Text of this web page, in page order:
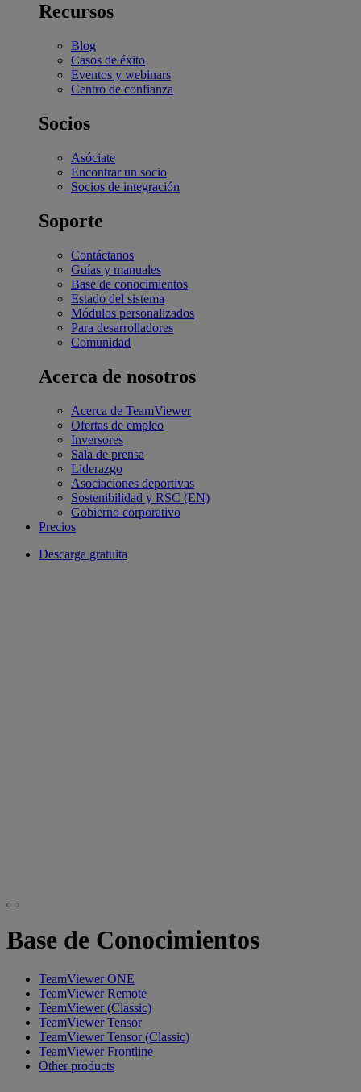
Recursos
Blog
Casos de éxito
Eventos y webinars
Centro de confianza
Socios
Asóciate
Encontrar un socio
Socios de integración
Soporte
Contáctanos
Guías y manuales
Base de conocimientos
Estado del sistema
Módulos personalizados
Para desarrolladores
Comunidad
Acerca de nosotros
Acerca de TeamViewer
Ofertas de empleo
Inversores
Sala de prensa
Liderazgo
Asociaciones deportivas
Sostenibilidad y RSC (EN)
Gobierno corporativo
Precios
Descarga gratuita
Base de Conocimientos
TeamViewer ONE
TeamViewer Remote
TeamViewer (Classic)
TeamViewer Tensor
TeamViewer Tensor (Classic)
TeamViewer Frontline
Other products